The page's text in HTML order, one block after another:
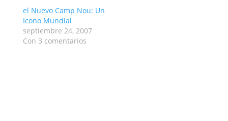
el Nuevo Camp Nou: Un
Icono Mundial
septiembre 24, 2007
Con 3 comentarios